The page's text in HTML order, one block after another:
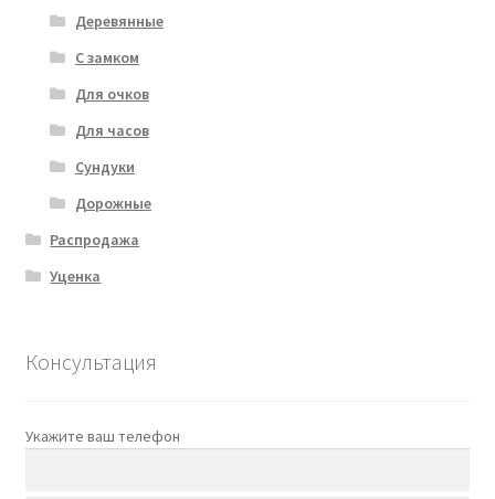
Деревянные
С замком
Для очков
Для часов
Сундуки
Дорожные
Распродажа
Уценка
Консультация
Укажите ваш телефон